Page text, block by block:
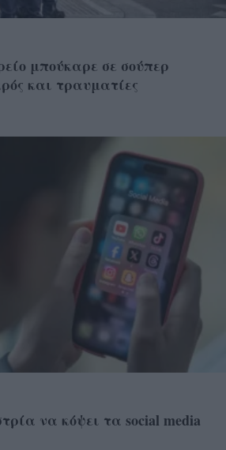
μπούκαρε σε σούπερ
και τραυματίες
να κόψει τα social media